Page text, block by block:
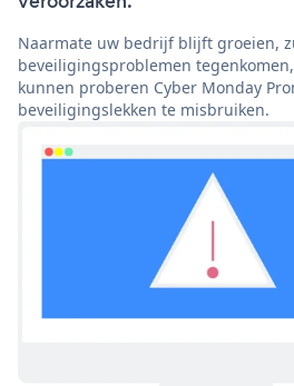
Naarmate uw bedrijf blijft groeien,
beveiligingsproblemen
kunnen proberen Cyber Monday
beveiligingslekken te misbruiken.